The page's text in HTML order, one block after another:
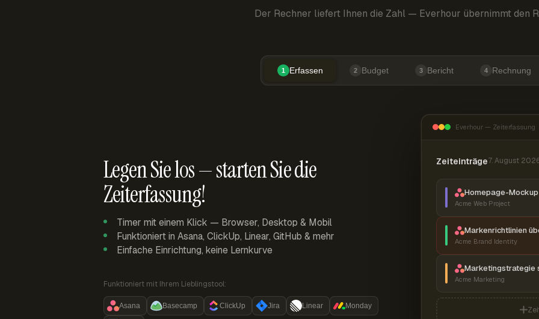
Der Rechner liefert Ihnen die Zahl — Everhour übernimmt den
1 Erfassen 2 Budget 3 Bericht 4 Rechnung
Legen Sie los — starten Sie die
Zeiterfassung!
Timer mit einem Klick — Browser, Desktop & Mobil
Funktioniert in Asana, ClickUp, Linear, GitHub & mehr
Einfache Einrichtung, keine Lernkurve
Funktioniert mit Ihrem Lieblingstool:
Asana Basecamp ClickUp Jira Linear Monday
Everhour — Zeiterfassung
Zeiteinträge7. August
Homepage-
Acme Web Project
Markenrichtlinien
Acme Brand Identity
Marketingstrategie
Acme Marketing